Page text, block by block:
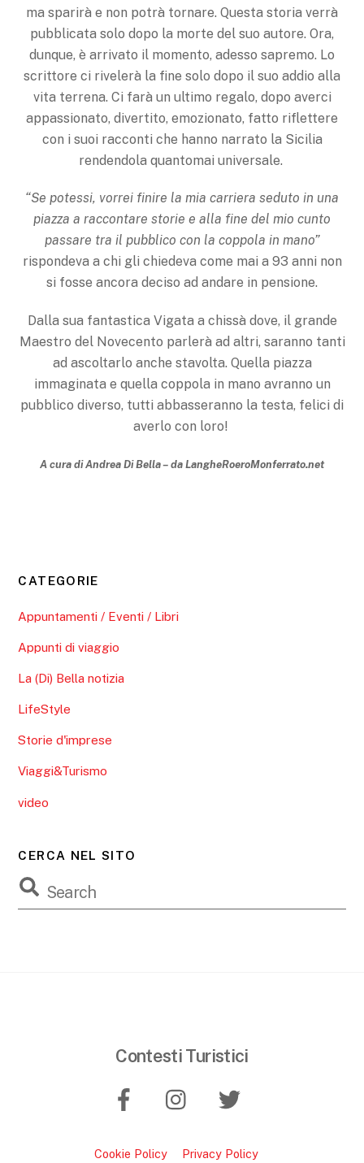
ma sparirà e non potrà tornare. Questa storia verrà
pubblicata solo dopo la morte del suo autore. Ora,
dunque, è arrivato il momento, adesso sapremo. Lo
scrittore ci rivelerà la fine solo dopo il suo addio alla
vita terrena. Ci farà un ultimo regalo, dopo averci
appassionato, divertito, emozionato, fatto riflettere
con i suoi racconti che hanno narrato la Sicilia
rendendola quantomai universale.
“Se potessi, vorrei finire la mia carriera seduto in una
piazza a raccontare storie e alla fine del mio cunto
passare tra il pubblico con la coppola in mano”
rispondeva a chi gli chiedeva come mai a 93 anni non
si fosse ancora deciso ad andare in pensione.
Dalla sua fantastica Vigata a chissà dove, il grande
Maestro del Novecento parlerà ad altri, saranno tanti
ad ascoltarlo anche stavolta. Quella piazza
immaginata e quella coppola in mano avranno un
pubblico diverso, tutti abbasseranno la testa, felici di
averlo con loro!
A cura di Andrea Di Bella – da LangheRoeroMonferrato.net
CATEGORIE
Appuntamenti / Eventi / Libri
Appunti di viaggio
La (Di) Bella notizia
LifeStyle
Storie d'imprese
Viaggi&Turismo
video
CERCA NEL SITO
Contesti Turistici
Cookie Policy Privacy Policy